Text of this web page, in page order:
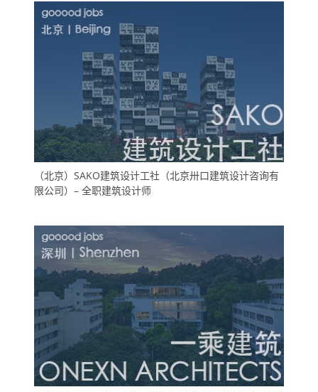
（北京）SAKO建筑设计工社（北京卅口建筑设计咨询有
限公司）– 全职建筑设计师